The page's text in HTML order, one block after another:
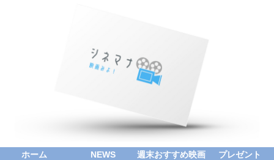
ホーム NEWS 週末おすすめ映画 プレゼント